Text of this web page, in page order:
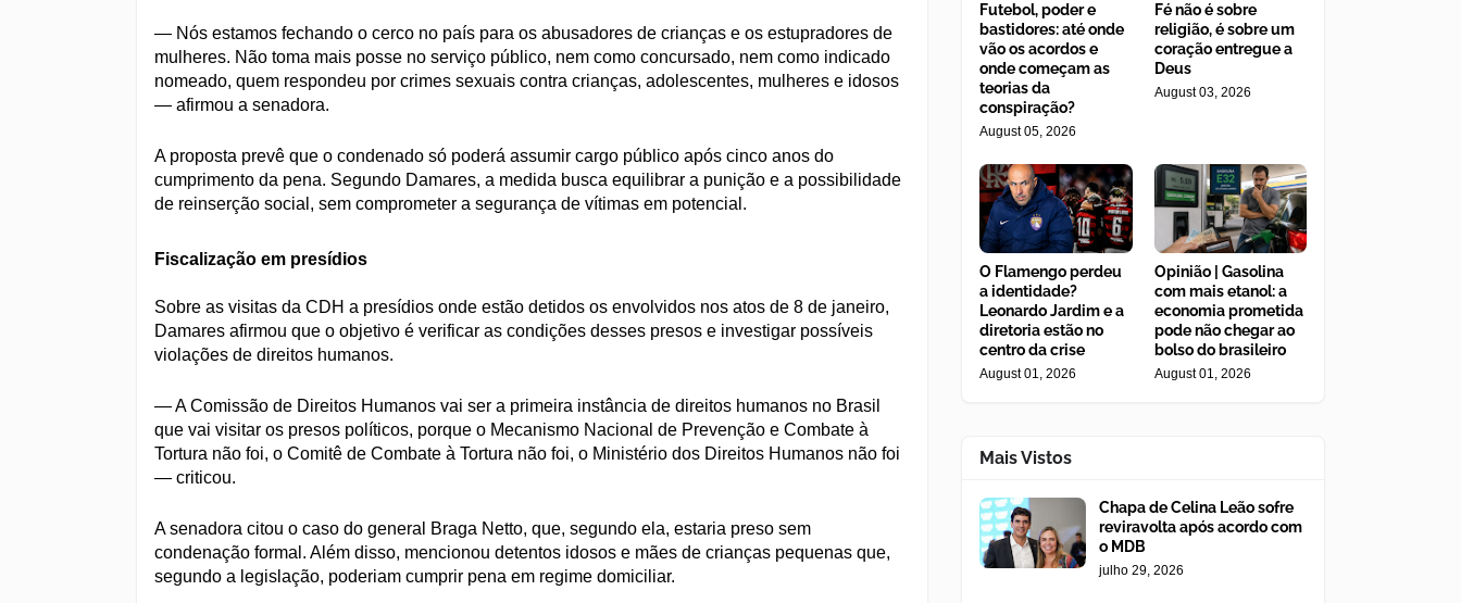
— Nós estamos fechando o cerco no país para os abusadores de crianças e os estupradores de
mulheres. Não toma mais posse no serviço público, nem como concursado, nem como indicado
nomeado, quem respondeu por crimes sexuais contra crianças, adolescentes, mulheres e idosos
— afirmou a senadora.
A proposta prevê que o condenado só poderá assumir cargo público após cinco anos do
cumprimento da pena. Segundo Damares, a medida busca equilibrar a punição e a possibilidade
de reinserção social, sem comprometer a segurança de vítimas em potencial.
Fiscalização em presídios
Sobre as visitas da CDH a presídios onde estão detidos os envolvidos nos atos de 8 de janeiro,
Damares afirmou que o objetivo é verificar as condições desses presos e investigar possíveis
violações de direitos humanos.
— A Comissão de Direitos Humanos vai ser a primeira instância de direitos humanos no Brasil
que vai visitar os presos políticos, porque o Mecanismo Nacional de Prevenção e Combate à
Tortura não foi, o Comitê de Combate à Tortura não foi, o Ministério dos Direitos Humanos não foi
— criticou.
A senadora citou o caso do general Braga Netto, que, segundo ela, estaria preso sem
condenação formal. Além disso, mencionou detentos idosos e mães de crianças pequenas que,
segundo a legislação, poderiam cumprir pena em regime domiciliar.
Futebol, poder e
bastidores: até onde
vão os acordos e
onde começam as
teorias da
conspiração?
August 05, 2026
Fé não é sobre
religião, é sobre um
coração entregue a
Deus
August 03, 2026
O Flamengo perdeu
a identidade?
Leonardo Jardim e a
diretoria estão no
centro da crise
August 01, 2026
Opinião | Gasolina
com mais etanol: a
economia prometida
pode não chegar ao
bolso do brasileiro
August 01, 2026
Mais Vistos
Chapa de Celina Leão sofre
reviravolta após acordo com
o MDB
julho 29, 2026